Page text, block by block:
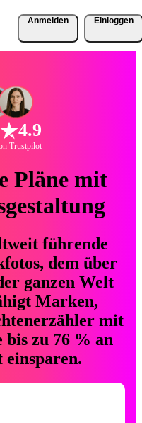
Anmelden Einloggen
4.9
Trustpilot
Pläne mit
führende
dem über
ganzen Welt
Marken,
mit
bis zu 76 % an
einsparen.